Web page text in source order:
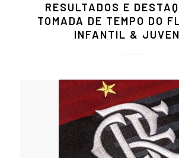
RESULTADOS E
TOMADA DE TEMPO DO
INFANTIL &